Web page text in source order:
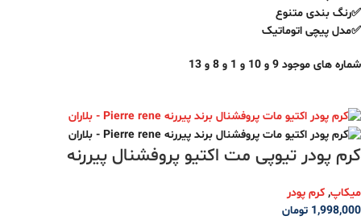
✅رنگ بندی متنوع
✅مدل پیچی اتوماتیک
شماره های موجود 9 و 10 و 1 و 8 و 13
کرم پودر تیوپی مت اکتیو پروفشنال پیررنه
میکاپ, کرم پودر
1,998,000 تومان